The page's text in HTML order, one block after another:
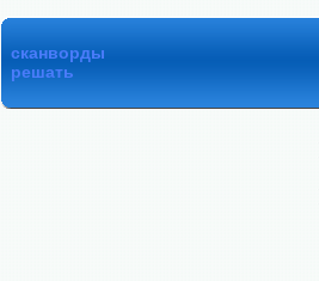
сканворды
решать